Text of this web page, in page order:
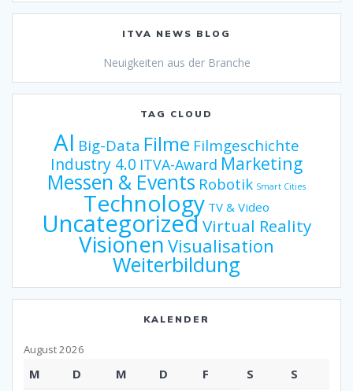
ITVA NEWS BLOG
Neuigkeiten aus der Branche
TAG CLOUD
AI Big-Data Filme Filmgeschichte
Industry 4.0 ITVA-Award Marketing
Messen & Events Robotik Smart Cities
Technology TV & Video
UncategorizedVirtual Reality
Visionen Visualisation
Weiterbildung
KALENDER
August 2026
M D M D F S
S